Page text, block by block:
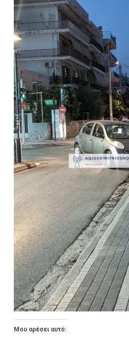
Μου αρέσει αυτό: